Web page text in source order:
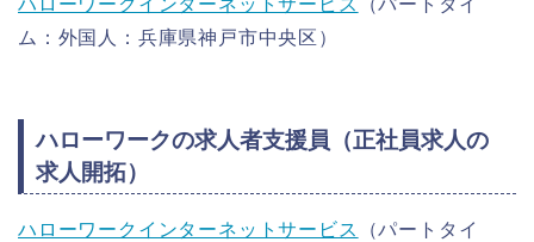
ム：外国人：兵庫県神戸市中央区）
ハローワークの求人者支援員（正社員求人の
求人開拓）
ハローワークインターネットサービス
（パートタイ